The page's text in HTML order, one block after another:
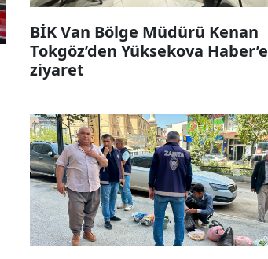
BİK Van Bölge Müdürü Kenan
Tokgöz’den Yüksekova Haber’e
ziyaret